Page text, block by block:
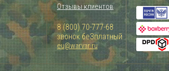
Отзывы клиентов
8 (800) 70-777-68
звонок беЗплатный
eu@warvar.ru